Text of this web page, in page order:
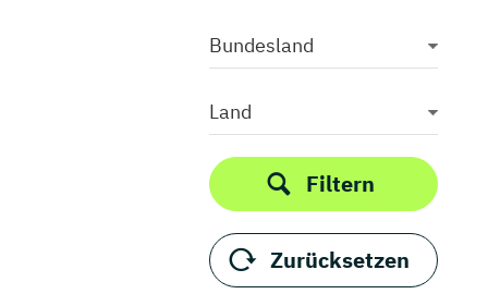
Bundesland
Land
Filtern
Zurücksetzen